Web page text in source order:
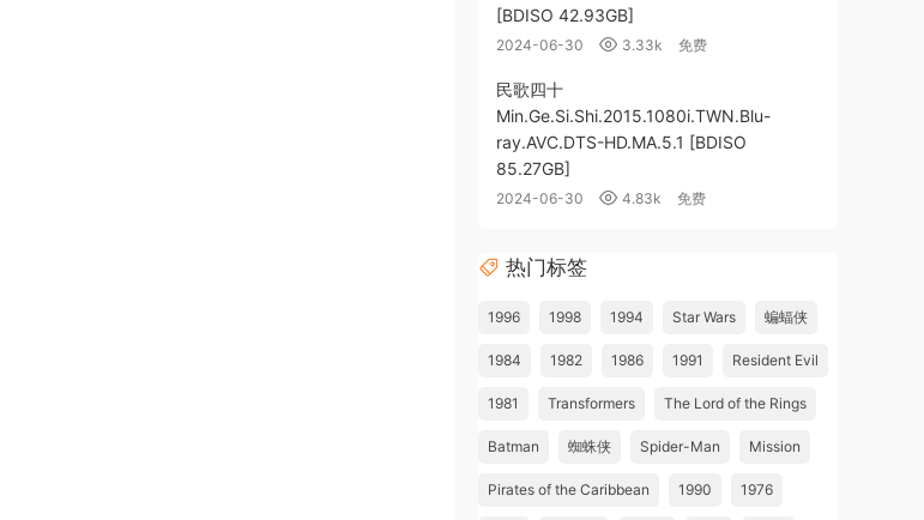
[BDISO 42.93GB]
2024-06-30 3.33k 免费
民歌四十
Min.Ge.Si.Shi.2015.1080i.TWN.Blu-
ray.AVC.DTS-HD.MA.5.1 [BDISO
85.27GB]
2024-06-30 4.83k 免费
热门标签
1996 1998 1994 Star Wars 蝙蝠侠
1984 1982 1986 1991 Resident Evil
1981 Transformers The Lord of the Rings
Batman 蜘蛛侠 Spider-Man Mission
Pirates of the Caribbean 1990 1976